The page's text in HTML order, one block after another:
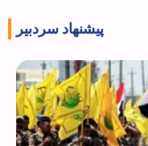
پیشنهاد سردبیر